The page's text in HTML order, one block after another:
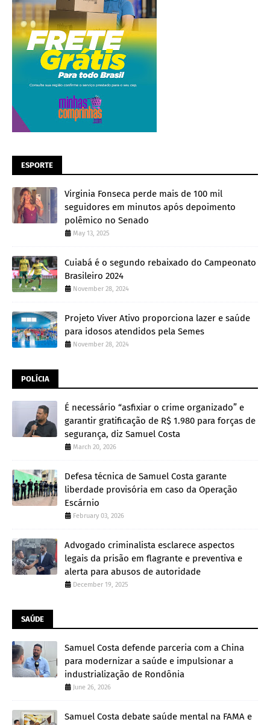
ESPORTE
Virginia Fonseca perde mais de 100 mil
seguidores em minutos após depoimento
polêmico no Senado
May 13, 2025
Cuiabá é o segundo rebaixado do Campeonato
Brasileiro 2024
November 28, 2024
Projeto Viver Ativo proporciona lazer e saúde
para idosos atendidos pela Semes
November 28, 2024
POLÍCIA
É necessário “asfixiar o crime organizado” e
garantir gratificação de R$ 1.980 para forças de
segurança, diz Samuel Costa
March 20, 2026
Defesa técnica de Samuel Costa garante
liberdade provisória em caso da Operação
Escárnio
February 03, 2026
Advogado criminalista esclarece aspectos
legais da prisão em flagrante e preventiva e
alerta para abusos de autoridade
December 19, 2025
SAÚDE
Samuel Costa defende parceria com a China
para modernizar a saúde e impulsionar a
industrialização de Rondônia
June 26, 2026
Samuel Costa debate saúde mental na FAMA e